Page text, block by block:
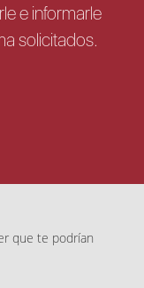
e informarle
solicitados.
que te podrían